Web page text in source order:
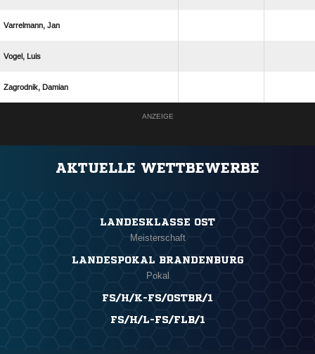
 
 
 
ANZEIGE
AKTUELLE WETTBEWERBE
LANDESKLASSE OST
Meisterschaft
LANDESPOKAL BRANDENBURG
Pokal
FS/H/K-FS/OSTBR/1
FS/H/L-FS/FLB/1